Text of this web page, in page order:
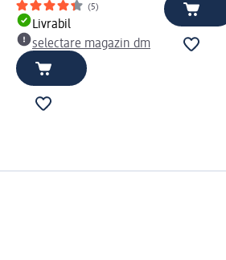
(5)
Livrabil
selectare magazin dm